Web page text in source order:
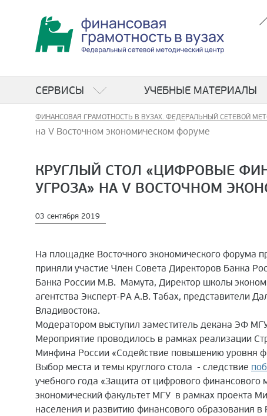
СЕРВИСЫ УЧЕБНЫЕ МАТЕРИАЛЫ
ФИНАНСОВАЯ ГРАМОТНОСТЬ В ВУЗАХ. ФЕДЕРАЛЬНЫЙ СЕТЕВОЙ
на V Восточном экономическом форуме
КРУГЛЫЙ СТОЛ «ЦИФРОВЫЕ
УГРОЗА» НА V ВОСТОЧНОМ
03 сентября 2019
На площадке Восточного экономического форума
приняли участие Член Совета Директоров Банка
Банка России М.В. Мамута, Директор школы
агентства Эксперт-РА А.В. Табах, представители
Владивостока.
Модератором выступил заместитель декана ЭФ
Мероприятие проводилось в рамках реализации
Минфина России «Содействие повышению уровня
Выбор места и темы круглого стола - следствие
учебного года «Защита от цифрового
экономический факультет МГУ в рамках проекта
населения и развитию финансового образования